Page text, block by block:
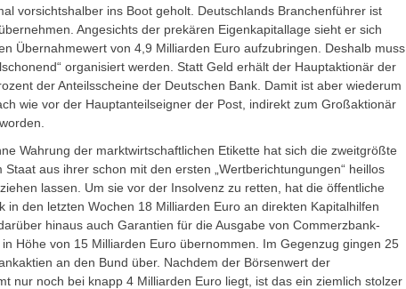
vorsichtshalber ins Boot geholt. Deutschlands Branchenführer ist
Angesichts der prekären Eigenkapitallage sieht er sich
Übernahmewert von 4,9 Milliarden Euro aufzubringen. Deshalb muss
organisiert werden. Statt Geld erhält der Hauptaktionär der
der Anteilsscheine der Deutschen Bank. Damit ist aber wiederum
wie vor der Hauptanteilseigner der Post, indirekt zum Großaktionär
Wahrung der marktwirtschaftlichen Etikette hat sich die zweitgrößte
Staat aus ihrer schon mit den ersten „Wertberichtungungen“ heillos
lassen. Um sie vor der Insolvenz zu retten, hat die öffentliche
in den letzten Wochen 18 Milliarden Euro an direkten Kapitalhilfen
hinaus auch Garantien für die Ausgabe von Commerzbank-
Höhe von 15 Milliarden Euro übernommen. Im Gegenzug gingen 25
an den Bund über. Nachdem der Börsenwert der
nur noch bei knapp 4 Milliarden Euro liegt, ist das ein ziemlich stolzer